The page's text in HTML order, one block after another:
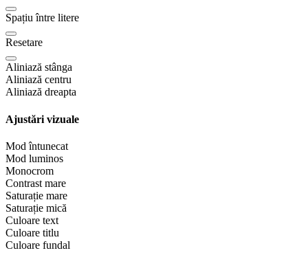
Spațiu între litere
Resetare
Aliniază stânga
Aliniază centru
Aliniază dreapta
Ajustări vizuale
Mod întunecat
Mod luminos
Monocrom
Contrast mare
Saturație mare
Saturație mică
Culoare text
Culoare titlu
Culoare fundal